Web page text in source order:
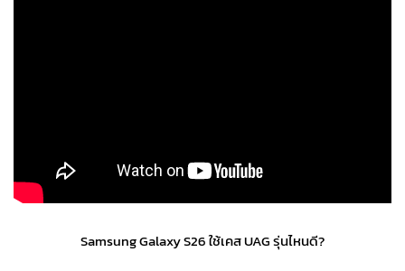
Samsung Galaxy S26 ใช้เคส UAG รุ่นไหนดี?